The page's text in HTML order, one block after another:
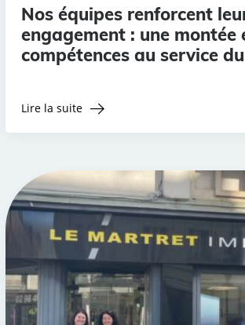
Nos équipes renforcent
engagement : une montée
compétences au service
Lire la suite